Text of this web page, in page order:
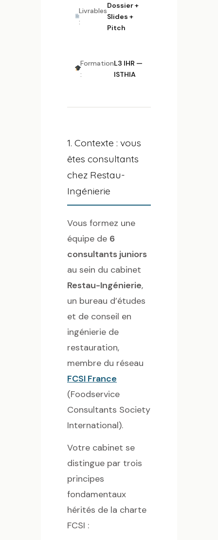
Livrables
:
Dossier +
Slides +
Pitch
Formation
:
L3 IHR —
ISTHIA
1. Contexte : vous
êtes consultants
chez Restau-
Ingénierie
Vous formez une
équipe de 6
consultants juniors
au sein du cabinet
Restau-Ingénierie,
un bureau d’études
et de conseil en
ingénierie de
restauration,
membre du réseau
FCSI France
(Foodservice
Consultants Society
International).
Votre cabinet se
distingue par trois
principes
fondamentaux
hérités de la charte
FCSI :